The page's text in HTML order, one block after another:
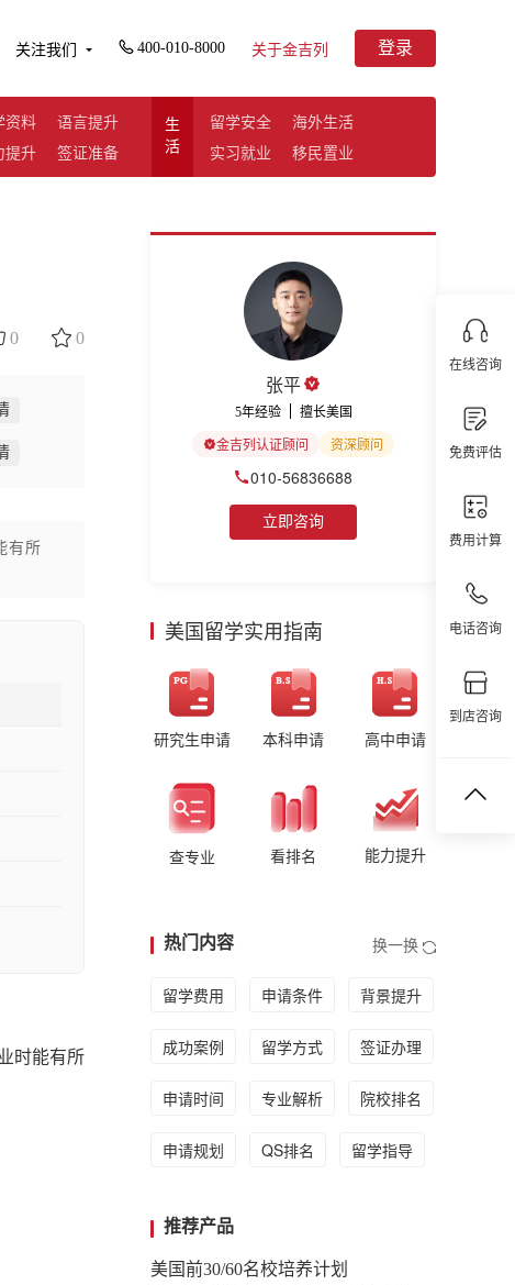
关注我们 400-010-8000 关于金吉列 登录
资料
语言提升
提升
签证准备
生
活
留学安全
海外生活
实习就业
移民置业
在线咨询
免费评估
费用计算
电话咨询
到店咨询
0 0
有所
时能有所
张平
5年经验 擅长美国
金吉列认证顾问 资深顾问
010-56836688
立即咨询
美国留学实用指南
研究生申请 本科申请 高中申请
查专业 看排名 能力提升
热门内容 换一换
留学费用 申请条件 背景提升
成功案例 留学方式 签证办理
申请时间 专业解析 院校排名
申请规划 QS排名 留学指导
推荐产品
美国前30/60名校培养计划